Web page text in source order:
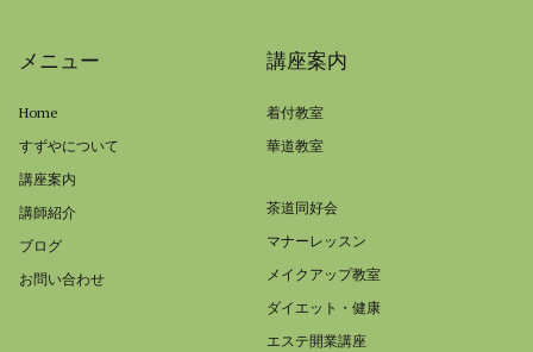
メニュー
Home
すずやについて
講座案内
講師紹介
ブログ
お問い合わせ
講座案内
着付教室
華道教室
茶道同好会
マナーレッスン
メイクアップ教室
ダイエット・健康
エステ開業講座